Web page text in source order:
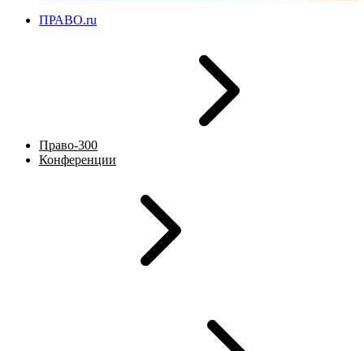
ПРАВО.ru
Право-300
Конференции